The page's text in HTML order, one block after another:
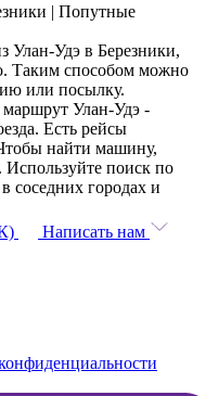
| Попутные
Улан-Удэ в Березники,
Таким способом можно
или посылку.
маршрут Улан-Удэ -
Есть рейсы
найти машину,
Используйте поиск по
соседних городах и
Написать нам